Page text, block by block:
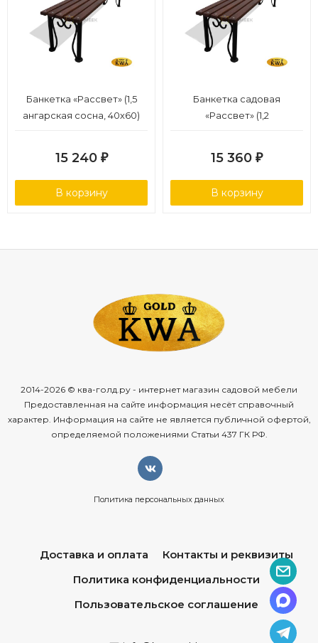
Банкетка «Рассвет» (1,5
ангарская сосна, 40х60)
15 240 ₽
В корзину
Банкетка садовая
«Рассвет» (1,2
15 360 ₽
В корзину
2014-2026 © ква-голд.ру - интернет магазин садовой мебели
Предоставленная на сайте информация несёт справочный
характер. Информация на сайте не является публичной офертой,
определяемой положениями Статьи 437 ГК РФ.
Политика персональных данных
Доставка и оплата
Контакты и реквизиты
Политика конфиденциальности
Пользовательское соглашение